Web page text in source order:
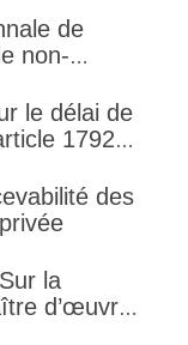
de
non-
le délai de
1792-
des
la
d’œuvre